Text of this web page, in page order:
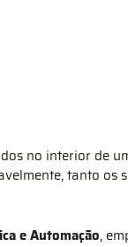
no interior de
tanto os
e Automação,